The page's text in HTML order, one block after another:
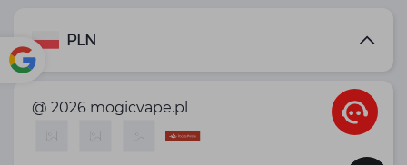
PLN
@ 2026 mogicvape.pl
ered
Translate